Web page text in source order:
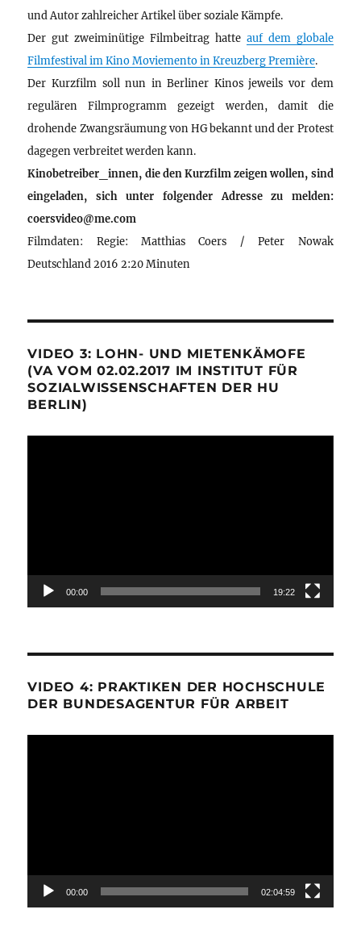
und Autor zahlreicher Artikel über soziale Kämpfe.
Der gut zweiminütige Filmbeitrag hatte auf dem globale
Filmfestival im Kino Moviemento in Kreuzberg Première.
Der Kurzfilm soll nun in Berliner Kinos jeweils vor dem
regulären Filmprogramm gezeigt werden, damit die
drohende Zwangsräumung von HG bekannt und der Protest
dagegen verbreitet werden kann.
Kinobetreiber_innen, die den Kurzfilm zeigen wollen, sind
eingeladen, sich unter folgender Adresse zu melden:
coersvideo@me.com
Filmdaten: Regie: Matthias Coers / Peter Nowak
Deutschland 2016 2:20 Minuten
VIDEO 3: LOHN- UND MIETENKÄMOFE
(VA VOM 02.02.2017 IM INSTITUT FÜR
SOZIALWISSENSCHAFTEN DER HU
BERLIN)
00:00 19:22
VIDEO 4: PRAKTIKEN DER HOCHSCHULE
DER BUNDESAGENTUR FÜR ARBEIT
00:00 02:04:59